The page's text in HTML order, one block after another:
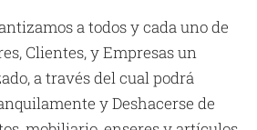
a todos y cada uno de
Clientes, y Empresas un
a través del cual podrá
y Deshacerse de